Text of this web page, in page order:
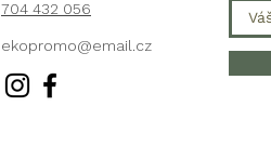
704 432 056
ekopromo@email.cz